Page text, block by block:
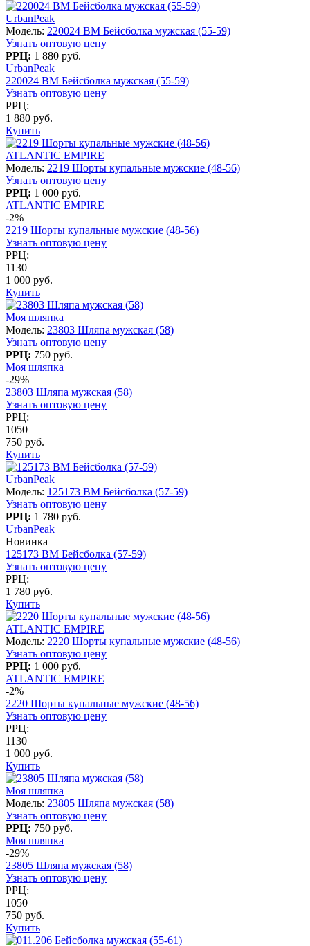
UrbanPeak
Модель: 220024 BM Бейсболка мужская (55-59)
Узнать оптовую цену
РРЦ: 1 880 руб.
UrbanPeak
220024 BM Бейсболка мужская (55-59)
Узнать оптовую цену
РРЦ:
1 880 руб.
Купить
ATLANTIC EMPIRE
Модель: 2219 Шорты купальные мужские (48-56)
Узнать оптовую цену
РРЦ: 1 000 руб.
ATLANTIC EMPIRE
-2%
2219 Шорты купальные мужские (48-56)
Узнать оптовую цену
РРЦ:
1130
1 000 руб.
Купить
Моя шляпка
Модель: 23803 Шляпа мужская (58)
Узнать оптовую цену
РРЦ: 750 руб.
Моя шляпка
-29%
23803 Шляпа мужская (58)
Узнать оптовую цену
РРЦ:
1050
750 руб.
Купить
UrbanPeak
Модель: 125173 BM Бейсболка (57-59)
Узнать оптовую цену
РРЦ: 1 780 руб.
UrbanPeak
Новинка
125173 BM Бейсболка (57-59)
Узнать оптовую цену
РРЦ:
1 780 руб.
Купить
ATLANTIC EMPIRE
Модель: 2220 Шорты купальные мужские (48-56)
Узнать оптовую цену
РРЦ: 1 000 руб.
ATLANTIC EMPIRE
-2%
2220 Шорты купальные мужские (48-56)
Узнать оптовую цену
РРЦ:
1130
1 000 руб.
Купить
Моя шляпка
Модель: 23805 Шляпа мужская (58)
Узнать оптовую цену
РРЦ: 750 руб.
Моя шляпка
-29%
23805 Шляпа мужская (58)
Узнать оптовую цену
РРЦ:
1050
750 руб.
Купить